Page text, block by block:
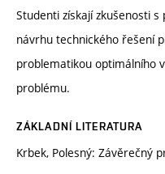
Studenti získají zkušenosti
návrhu technického řešení
problematikou optimálního
problému.
ZÁKLADNÍ LITERATURA
Krbek, Polesný: Závěrečný